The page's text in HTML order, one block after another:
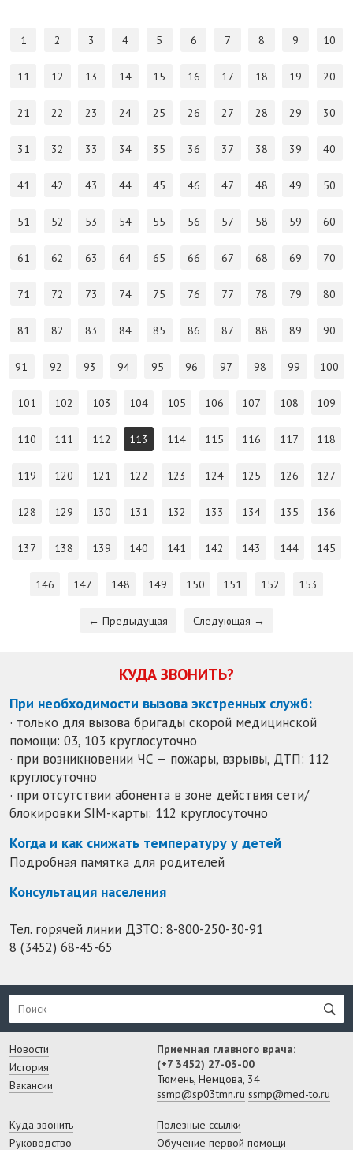
1 2 3 4 5 6 7 8 9 10
11 12 13 14 15 16 17 18 19 20
21 22 23 24 25 26 27 28 29 30
31 32 33 34 35 36 37 38 39 40
41 42 43 44 45 46 47 48 49 50
51 52 53 54 55 56 57 58 59 60
61 62 63 64 65 66 67 68 69 70
71 72 73 74 75 76 77 78 79 80
81 82 83 84 85 86 87 88 89 90
91 92 93 94 95 96 97 98 99 100
101 102 103 104 105 106 107 108 109
110 111 112 113 114 115 116 117 118
119 120 121 122 123 124 125 126 127
128 129 130 131 132 133 134 135 136
137 138 139 140 141 142 143 144 145
146 147 148 149 150 151 152 153
← Предыдущая Следующая →
КУДА ЗВОНИТЬ?
При необходимости вызова экстренных служб:
· только для вызова бригады скорой медицинской
помощи: 03, 103 круглосуточно
· при возникновении ЧС — пожары, взрывы, ДТП: 112
круглосуточно
· при отсутствии абонента в зоне действия сети/
блокировки SIM-карты: 112 круглосуточно
Когда и как снижать температуру у детей
Подробная памятка для родителей
Консультация населения
Тел. горячей линии ДЗТО: 8-800-250-30-91
8 (3452) 68-45-65
Новости
История
Вакансии
Приемная главного врача:
(+7 3452) 27-03-00
Тюмень, Немцова, 34
ssmp@sp03tmn.ru ssmp@med-to.ru
Куда звонить
Руководство
Полезные ссылки
Обучение первой помощи